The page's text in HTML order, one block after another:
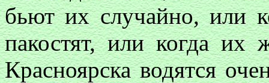
бьют их случайно, или
пакостят, или когда их
Красноярска водятся